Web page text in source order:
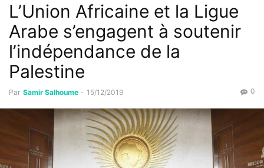
L’Union Africaine et la Ligue
Arabe s’engagent à soutenir
l’indépendance de la
Palestine
Par Samir Salhoume - 15/12/2019 0